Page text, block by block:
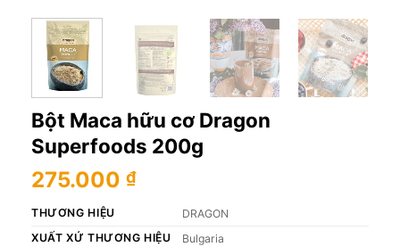
Bột Maca hữu cơ Dragon
Superfoods 200g
275.000 ₫
THƯƠNG HIỆU
DRAGON
XUẤT XỨ THƯƠNG HIỆU
Bulgaria